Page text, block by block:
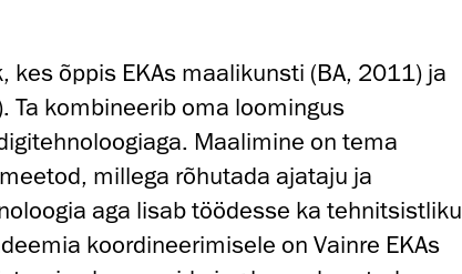
kes õppis EKAs maalikunsti (BA, 2011) ja
Ta kombineerib oma loomingus
Maalimine on tema
millega rõhutada ajataju ja
aga lisab töödesse ka tehnitsistliku
koordineerimisele on Vainre EKAs